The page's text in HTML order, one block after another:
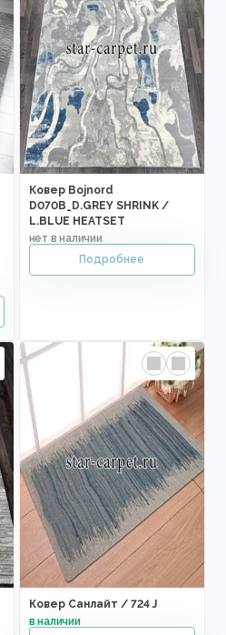
Ковер Bojnord
D070B_D.GREY SHRINK /
L.BLUE HEATSET
Ковер Санлайт / 724 J